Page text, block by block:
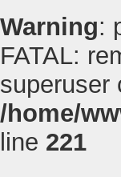
Warning:
FATAL:
superuser
/home/
line 221